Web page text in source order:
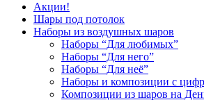
Акции!
Шары под потолок
Наборы из воздушных шаров
Наборы “Для любимых”
Наборы “Для него”
Наборы “Для неё”
Наборы и композиции с
Композиции из шаров на